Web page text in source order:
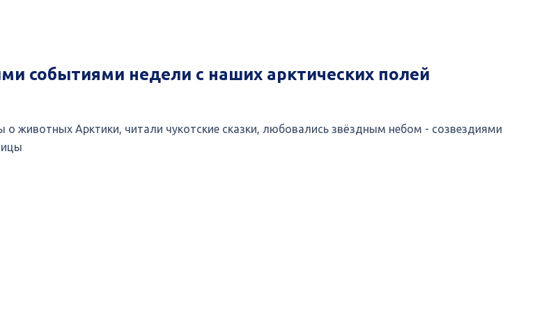
событиями недели с наших арктических полей
о животных Арктики, читали чукотские сказки, любовались звёздным небом - созвездиями